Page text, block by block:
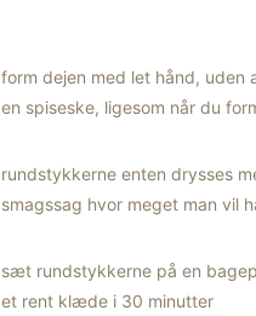
form dejen med let hånd, uden
en spiseske, ligesom når du
rundstykkerne enten drysses
smagssag hvor meget man vil
sæt rundstykkerne på en
et rent klæde i 30 minutter